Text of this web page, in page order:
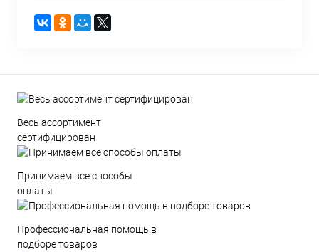
Весь ассортимент
сертифицирован
Принимаем все способы
оплаты
Профессиональная помощь в
подборе товаров